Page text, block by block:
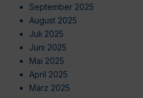
September 2025
August 2025
Juli 2025
Juni 2025
Mai 2025
April 2025
März 2025